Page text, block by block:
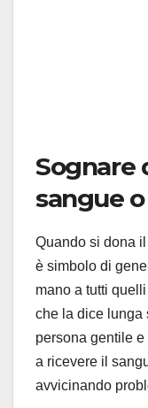
Sognare
sangue
Quando si dona
è simbolo di
mano a tutti
che la dice lunga
persona gentile e
a ricevere il
avvicinando